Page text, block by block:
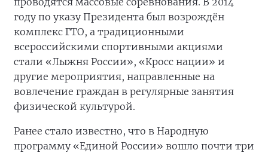
году по указу Президента был возрождён
комплекс ГТО, а традиционными
всероссийскими спортивными акциями
стали «Лыжня России», «Кросс нации» и
другие мероприятия, направленные на
вовлечение граждан в регулярные занятия
физической культурой.
Ранее стало известно, что в Народную
программу «Единой России» вошло почти три